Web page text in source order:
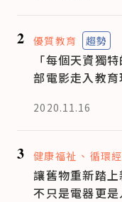
2 優質教育 趨勢
「每個天資獨
部電影走入教
2020.11.16
3 健康福祉 循環
讓舊物重新踏
不只是電器更